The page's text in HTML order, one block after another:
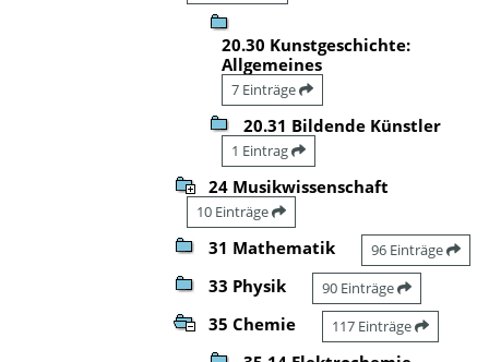
20.30 Kunstgeschichte:
Allgemeines
7 Einträge
20.31 Bildende Künstler
1 Eintrag
24 Musikwissenschaft
10 Einträge
31 Mathematik 96 Einträge
33 Physik 90 Einträge
35 Chemie 117 Einträge